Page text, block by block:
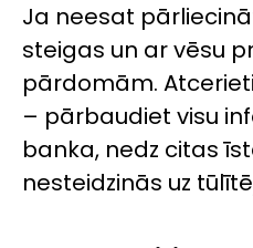
Ja neesat
steigas un ar vēsu
pārdomām.
– pārbaudiet visu
banka, nedz citas
nesteidzinās uz